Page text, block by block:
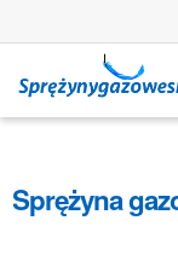
do
nawigacji
do
treści
PRODUKTY
Sprężyna